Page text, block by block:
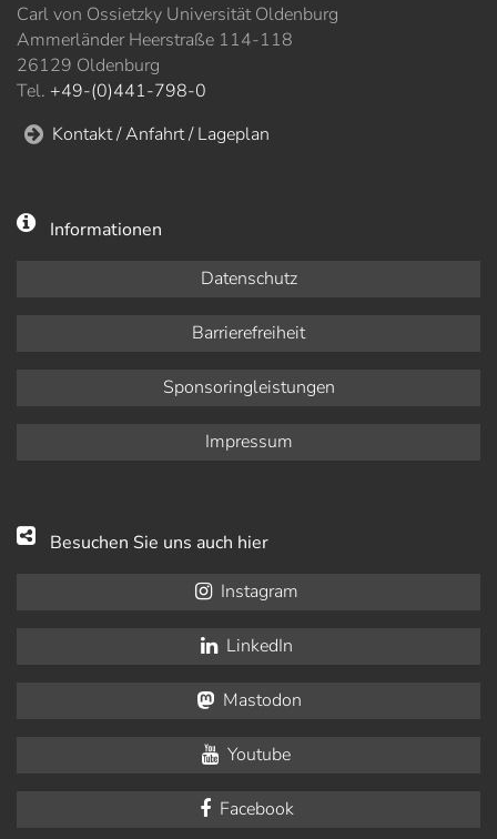
Carl von Ossietzky Universität Oldenburg
Ammerländer Heerstraße 114-118
26129 Oldenburg
Tel. +49-(0)441-798-0
Kontakt / Anfahrt / Lageplan
Informationen
Datenschutz
Barrierefreiheit
Sponsoringleistungen
Impressum
Besuchen Sie uns auch hier
Instagram
LinkedIn
Mastodon
Youtube
Facebook